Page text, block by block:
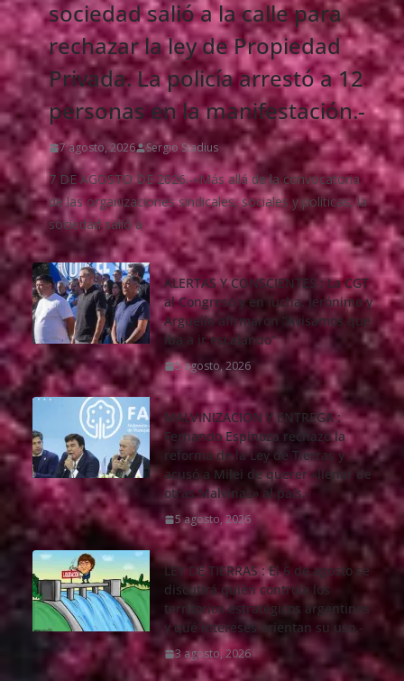
sociedad salió a la calle para
rechazar la ley de Propiedad
Privada. La policía arrestó a 12
personas en la manifestación.-
7 agosto, 2026 Sergio Stadius
7 DE AGOSTO DE 2026.-«Más allá de la convocatoria
de las organizaciones sindicales, sociales y políticas, la
sociedad salió a
ALERTAS Y CONSCIENTES : La CGT
al Congreso y en lucha. Jerónimo y
Arguello afirmaron “Avisamos que
iba a ir escalando”
5 agosto, 2026
MALVINIZACIÖN Y ENTREGA :
Fernando Espinoza rechazó la
reforma de la Ley de Tierras y
acusó a Milei de querer «llenar de
otras Malvinas» al país.-
5 agosto, 2026
LEY DE TIERRAS : El 6 de agosto se
discutirá quién controla los
territorios estratégicos argentinos
y qué intereses orientan su uso.-
3 agosto, 2026